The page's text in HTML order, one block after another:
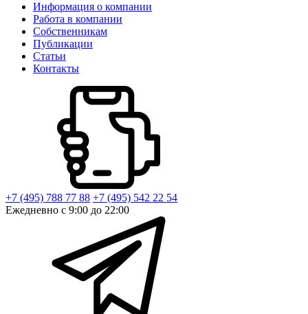
Информация о компании
Работа в компании
Собственникам
Публикации
Статьи
Контакты
+7 (495) 788 77 88 +7 (495) 542 22 54
Ежедневно с 9:00 до 22:00